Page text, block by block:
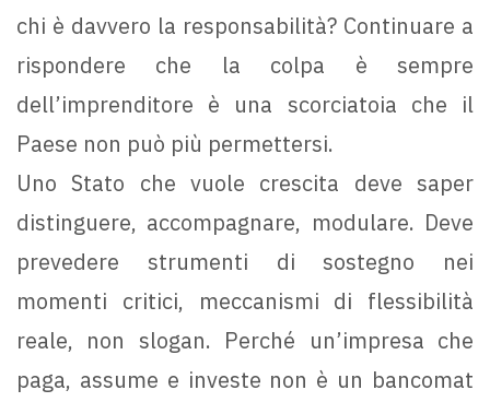
chi è davvero la responsabilità? Continuare a
rispondere che la colpa è sempre
dell’imprenditore è una scorciatoia che il
Paese non può più permettersi.
Uno Stato che vuole crescita deve saper
distinguere, accompagnare, modulare. Deve
prevedere strumenti di sostegno nei
momenti critici, meccanismi di flessibilità
reale, non slogan. Perché un’impresa che
paga, assume e investe non è un bancomat